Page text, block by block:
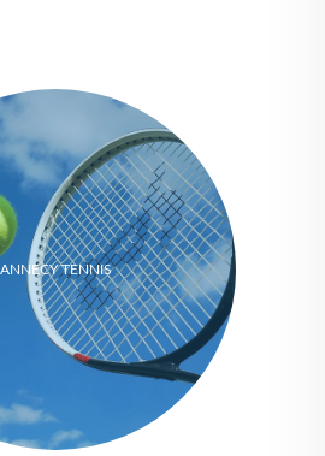
ANNECY TENNIS